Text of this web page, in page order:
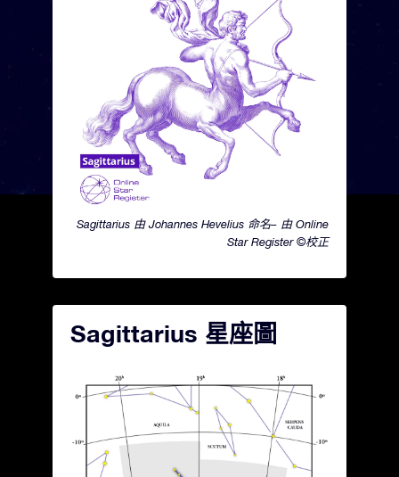
Sagittarius 由 Johannes Hevelius 命名– 由 Online
Star Register ©校正
Sagittarius 星座圖